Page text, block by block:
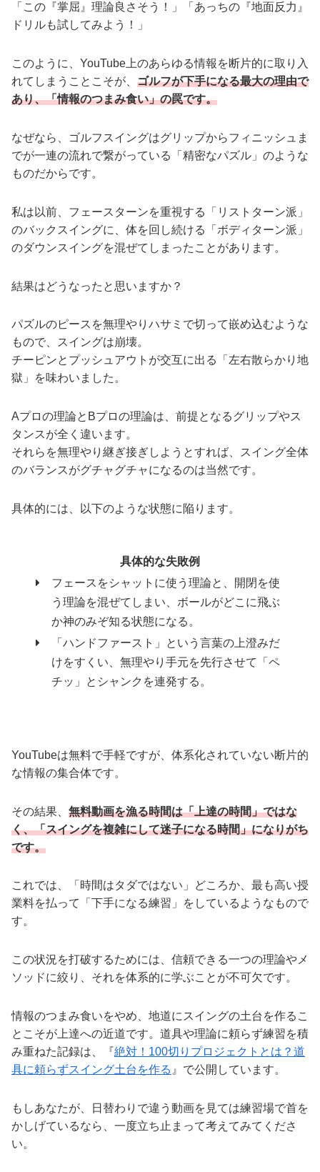
「この『掌屈』理論良さそう！」「あっちの『地面反力』
ドリルも試してみよう！」
このように、YouTube上のあらゆる情報を断片的に取り入
れてしまうことこそが、 ゴルフが下手になる最大の理由で
あり、「情報のつまみ食い」の罠です。
なぜなら、ゴルフスイングはグリップからフィニッシュま
でが一連の流れで繋がっている「精密なパズル」のような
ものだからです。
私は以前、フェースターンを重視する「リストターン派」
のバックスイングに、体を回し続ける「ボディターン派」
のダウンスイングを混ぜてしまったことがあります。
結果はどうなったと思いますか？
パズルのピースを無理やりハサミで切って嵌め込むような
もので、スイングは崩壊。
チーピンとプッシュアウトが交互に出る「左右散らかり地
獄」を味わいました。
Aプロの理論とBプロの理論は、前提となるグリップやス
タンスが全く違います。
それらを無理やり継ぎ接ぎしようとすれば、スイング全体
のバランスがグチャグチャになるのは当然です。
具体的には、以下のような状態に陥ります。
具体的な失敗例
フェースをシャットに使う理論と、開閉を使
う理論を混ぜてしまい、ボールがどこに飛ぶ
か神のみぞ知る状態になる。
「ハンドファースト」という言葉の上澄みだ
けをすくい、無理やり手元を先行させて「ペ
チッ」とシャンクを連発する。
YouTubeは無料で手軽ですが、体系化されていない断片的
な情報の集合体です。
その結果、 無料動画を漁る時間は「上達の時間」ではな
く、「スイングを複雑にして迷子になる時間」になりがち
です。
これでは、「時間はタダではない」どころか、最も高い授
業料を払って「下手になる練習」をしているようなもので
す。
この状況を打破するためには、信頼できる一つの理論やメ
ソッドに絞り、それを体系的に学ぶことが不可欠です。
情報のつまみ食いをやめ、地道にスイングの土台を作るこ
とこそが上達への近道です。道具や理論に頼らず練習を積
み重ねた記録は、『絶対！100切りプロジェクトとは？道
具に頼らずスイング土台を作る 』で公開しています。
もしあなたが、日替わりで違う動画を見ては練習場で首を
かしげているなら、一度立ち止まって考えてみてくださ
い。